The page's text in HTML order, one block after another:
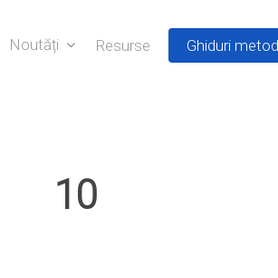
Noutăți Resurse Ghiduri
10